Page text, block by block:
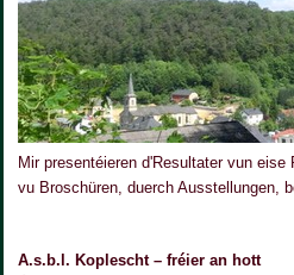
Mir presentéieren d'Resultater vun
vu Broschüren, duerch Ausstellungen,
A.s.b.l. Koplescht – fréier an hott